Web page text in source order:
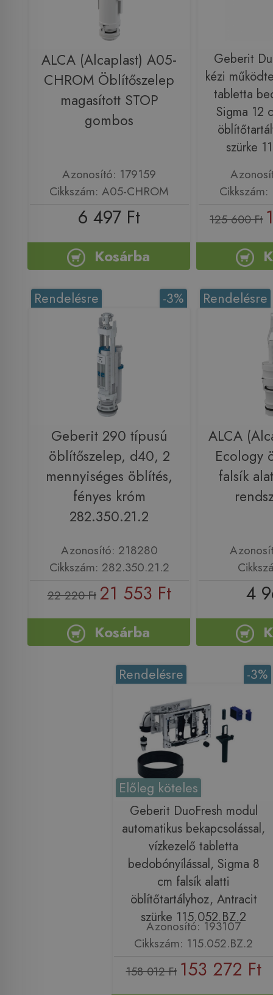
ALCA (Alcaplast) A05-
CHROM Öblítőszelep
magasított STOP
gombos
Azonosító: 179159
Cikkszám: A05-CHROM
6 497 Ft
Kosárba
Geberit
kézi
tabletta
Sigma 12
szürke
125 600 Ft
-3%
Rendelésre
Geberit 290 típusú
öblítőszelep, d40, 2
mennyiséges öblítés,
fényes króm
282.350.21.2
Azonosító: 218280
Cikkszám: 282.350.21.2
22 220 Ft 21 553 Ft
Kosárba
Rendelésre
ALCA
Ecology
falsík
4
-3%
Rendelésre
Előleg köteles
Geberit DuoFresh modul
automatikus bekapcsolással,
vízkezelő tabletta
bedobónyílással, Sigma 8
cm falsík alatti
öblítőtartályhoz, Antracit
szürke 115.052.BZ.2
Azonosító: 193107
Cikkszám: 115.052.BZ.2
158 012 Ft 153 272 Ft